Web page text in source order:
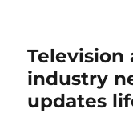
Television
industry
updates